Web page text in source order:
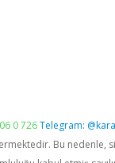
0 726Telegram:
Bu